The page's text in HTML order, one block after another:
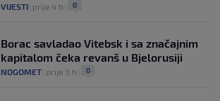
VIJESTI prije 4 h 0
Borac savladao Vitebsk i sa značajnim
kapitalom čeka revanš u Bjelorusiji
NOGOMET prije 3 h 0